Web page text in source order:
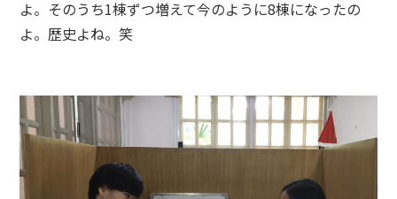
よ。そのうち1棟ずつ増えて今のように8棟になったの
よ。歴史よね。笑